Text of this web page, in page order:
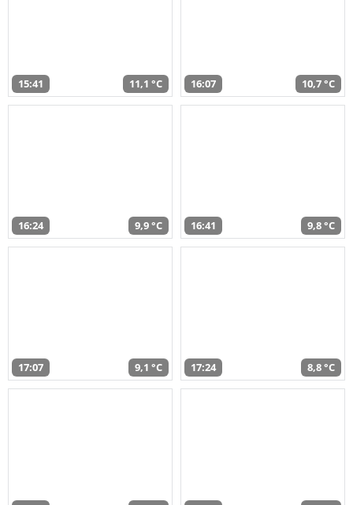
15:41 11,1 °C 16:07 10,7 °C
16:24 9,9 °C 16:41 9,8 °C
17:07 9,1 °C 17:24 8,8 °C